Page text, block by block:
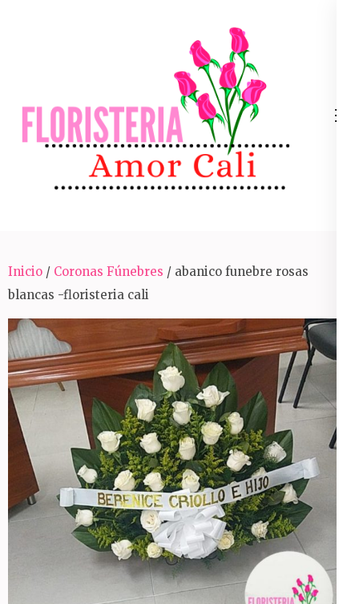
Enter)
Inicio / Coronas Fúnebres / abanico funebre rosas
blancas -floristeria cali